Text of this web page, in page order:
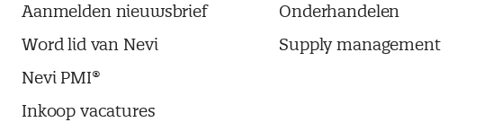
Aanmelden nieuwsbrief
Word lid van Nevi
Nevi PMI®
Inkoop vacatures
Onderhandelen
Supply management